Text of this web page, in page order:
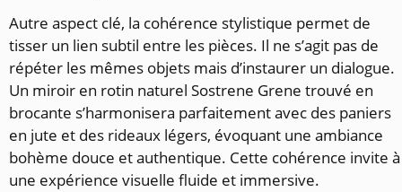
Autre aspect clé, la cohérence stylistique permet de
tisser un lien subtil entre les pièces. Il ne s’agit pas de
répéter les mêmes objets mais d’instaurer un dialogue.
Un miroir en rotin naturel Sostrene Grene trouvé en
brocante s’harmonisera parfaitement avec des paniers
en jute et des rideaux légers, évoquant une ambiance
bohème douce et authentique. Cette cohérence invite à
une expérience visuelle fluide et immersive.